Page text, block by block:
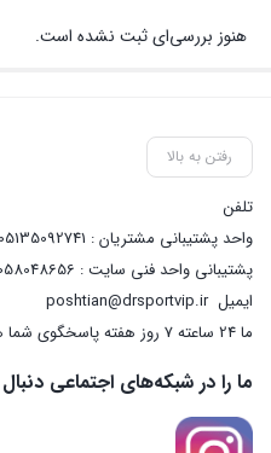
هنوز بررسی‌ای ثبت نشده است.
رفتن به بالا
تلفن
پشتیبانی واحد فنی سایت : 09058048656
ایمیلposhtian@drsportvip.ir
ما 24 ساعته 7 روز هفته پاسخگوی شما هستیم.
ما را در شبکه‌های اجتماعی